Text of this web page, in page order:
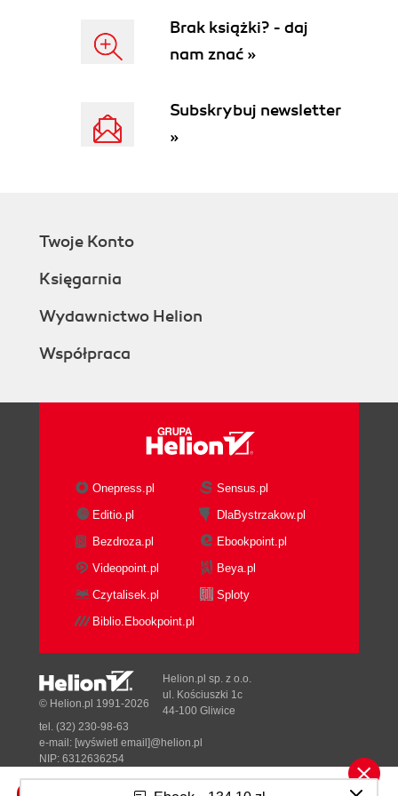
Brak książki? - daj
nam znać »
Subskrybuj newsletter
»
Twoje Konto
Księgarnia
Wydawnictwo Helion
Współpraca
Onepress.pl
Sensus.pl
Editio.pl
DlaBystrzakow.pl
Bezdroza.pl
Ebookpoint.pl
Videopoint.pl
Beya.pl
Czytalisek.pl
Sploty
Biblio.Ebookpoint.pl
© Helion.pl 1991-2026
Helion.pl sp. z o.o.
ul. Kościuszki 1c
44-100 Gliwice
tel. (32) 230-98-63
e-mail: [wyświetl email]@helion.pl
NIP: 6312636254